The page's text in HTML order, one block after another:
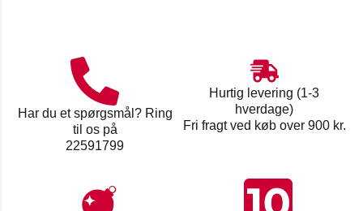
Har du et spørgsmål? Ring
til os på
22591799
Hurtig levering (1-3
hverdage)
Fri fragt ved køb over 900 kr.